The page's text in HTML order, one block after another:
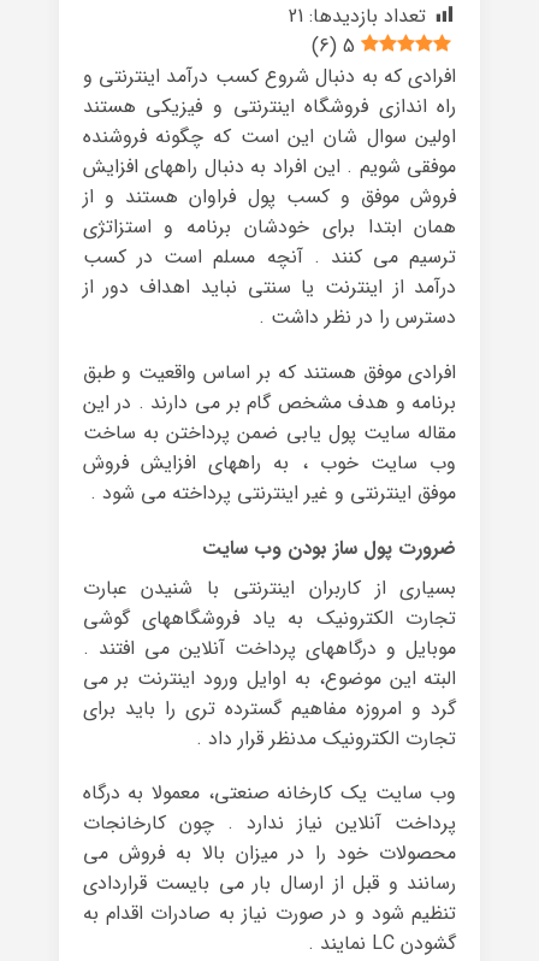
تعداد بازدیدها: 21
5
(
6
)
افرادی که به دنبال شروع کسب درآمد اینترنتی و
راه اندازی فروشگاه اینترنتی و فیزیکی هستند
اولین سوال شان این است که چگونه فروشنده
موفقی شویم . این افراد به دنبال راههای افزایش
فروش موفق و کسب پول فراوان هستند و از
همان ابتدا برای خودشان برنامه و استزاتژی
ترسیم می کنند . آنچه مسلم است در کسب
درآمد از اینترنت یا سنتی نباید اهداف دور از
دسترس را در نظر داشت .
افرادی موفق هستند که بر اساس واقعیت و طبق
برنامه و هدف مشخص گام بر می دارند . در این
مقاله سایت پول یابی ضمن پرداختن به ساخت
وب سایت خوب ، به راههای افزایش فروش
موفق اینترنتی و غیر اینترنتی پرداخته می شود .
ضرورت پول ساز بودن وب سایت
بسیاری از کاربران اینترنتی با شنیدن عبارت
تجارت الکترونیک به یاد فروشگاههای گوشی
موبایل و درگاههای پرداخت آنلاین می افتند .
البته این موضوع، به اوایل ورود اینترنت بر می
گرد و امروزه مفاهیم گسترده تری را باید برای
تجارت الکترونیک مدنظر قرار داد .
وب سایت یک کارخانه صنعتی، معمولا به درگاه
پرداخت آنلاین نیاز ندارد . چون کارخانجات
محصولات خود را در میزان بالا به فروش می
رسانند و قبل از ارسال بار می بایست قراردادی
تنظیم شود و در صورت نیاز به صادرات اقدام به
گشودن LC نمایند .